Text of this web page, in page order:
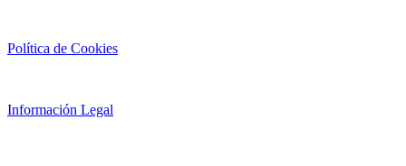
Política de Cookies
Información Legal